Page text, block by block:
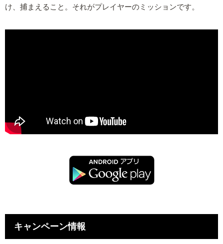
け、捕まえること。それがプレイヤーのミッションです。
キャンペーン情報